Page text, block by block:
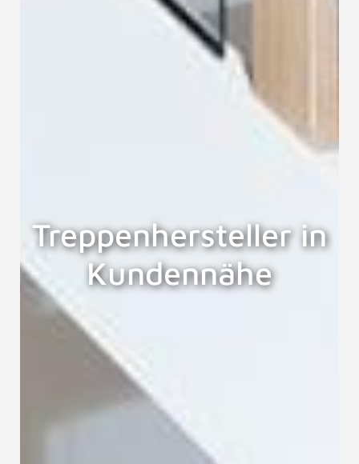
Treppenhersteller in
Kundennähe